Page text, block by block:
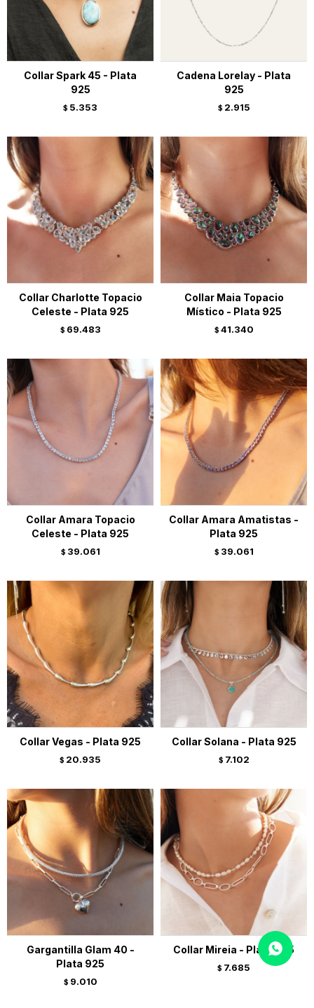
Collar Spark 45 - Plata
925
$ 5.353
Cadena Lorelay - Plata
925
$ 2.915
Collar Charlotte Topacio
Celeste - Plata 925
$ 69.483
Collar Maia Topacio
Místico - Plata 925
$ 41.340
Collar Amara Topacio
Celeste - Plata 925
$ 39.061
Collar Amara Amatistas -
Plata 925
$ 39.061
Collar Vegas - Plata 925
$ 20.935
Collar Solana - Plata 925
$ 7.102
Gargantilla Glam 40 -
Plata 925
$ 9.010
Collar Mireia - Plata 925
$ 7.685